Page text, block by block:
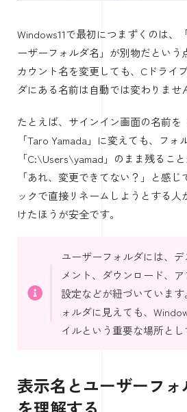
Windows11で最初につまずくのは、
ーザーフォルダ名」が別物だという
カウント名を変更しても、Cドライ
ダにある名前は自動では変わりませ
たとえば、サインイン画面の名前を
「Taro Yamada」に変えても、フォ
「C:\Users\yamad」のまま残るこ
「あれ、変更できてない？」と感じ
ックで直接リネームしようとする人
けたほうが安全です。
ユーザーフォルダには、
メント、ダウンロード、
設定などが紐づいていま
ォルダに見えても、
イルという重要な場所とし
表示名とユーザーフ